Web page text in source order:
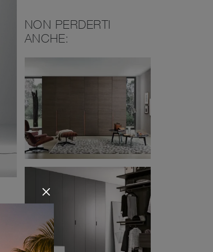
NON PERDERTI
ANCHE: